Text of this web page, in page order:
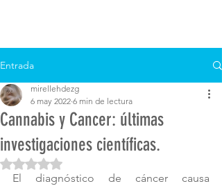
Entrada
Cannabis y Cancer: últimas
investigaciones científicas.
mirellehdezg
6 may 2022 6 min de lectura
Obtuvo NaN de 5 estrellas.
El diagnóstico de cáncer causa